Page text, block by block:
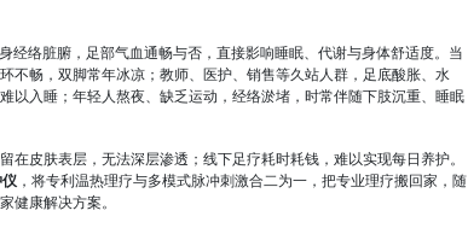
经络脏腑，足部气血通畅与否，直接影响睡眠、代谢与身体舒适度。当
不畅，双脚常年冰凉；教师、医护、销售等久站人群，足底酸胀、水
以入睡；年轻人熬夜、缺乏运动，经络淤堵，时常伴随下肢沉重、睡眠
皮肤表层，无法深层渗透；线下足疗耗时耗钱，难以实现每日养护。
，将专利温热理疗与多模式脉冲刺激合二为一，把专业理疗搬回家，随
健康解决方案。